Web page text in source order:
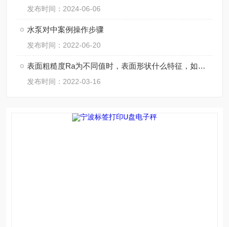
发布时间：2024-06-06
水泵对中案例操作步骤
发布时间：2022-06-20
表面粗糙度Ra为不同值时，表面形状什么特征，如何应用？
发布时间：2022-03-16